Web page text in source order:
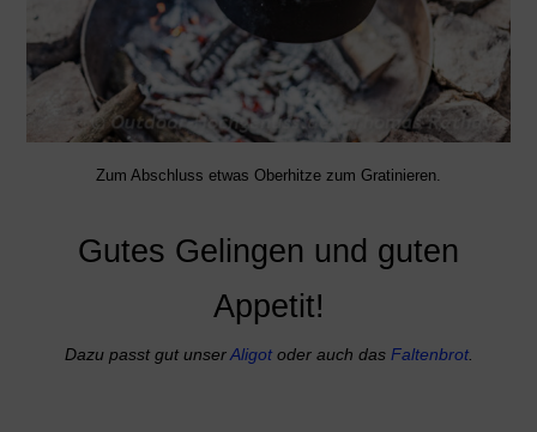
Zum Abschluss etwas Oberhitze zum Gratinieren.
Gutes Gelingen und guten
Appetit!
Dazu passt gut unserAligotoder auch das Faltenbrot.